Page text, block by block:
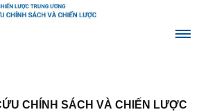
CHÍNH SÁCH VÀ CHIẾN LƯỢC